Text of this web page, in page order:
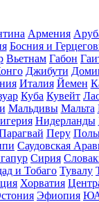
Армения
Босния и
Вьетнам Габон
Джибути
Италия Йемен
Куба Кувейт
Мальдивы Мальта
Нидерланды
Перу
Саудовская
Сирия
и Тобаго Тувалу
Хорватия
Эфиопия